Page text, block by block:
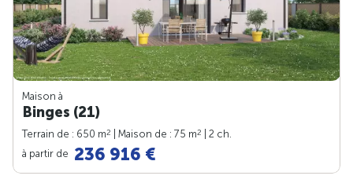
Maison à
Binges (21)
Terrain de : 650 m2 | Maison de : 75 m2
| 2 ch.
à partir de 236 916 €